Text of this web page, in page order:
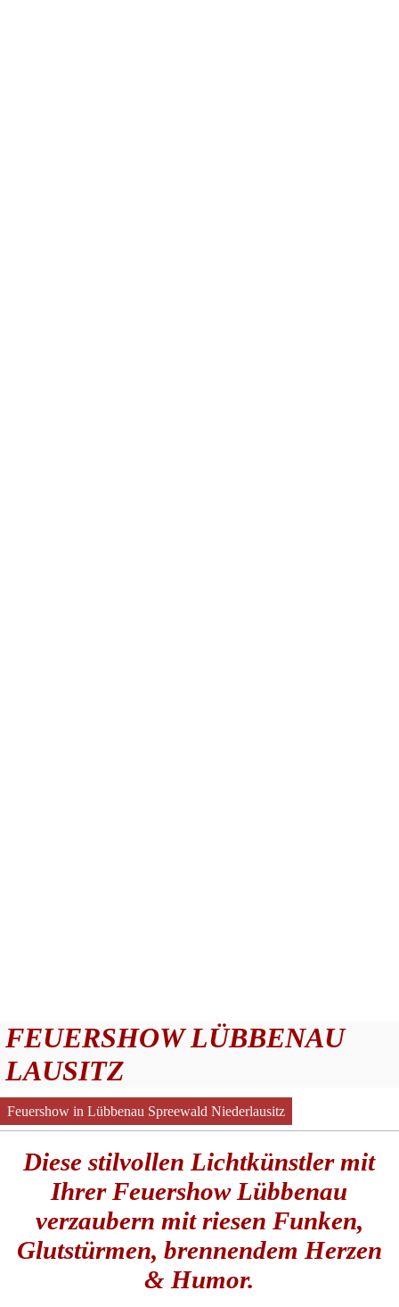
FEUERSHOW LÜBBENAU
LAUSITZ
Feuershow in Lübbenau Spreewald Niederlausitz
Diese stilvollen Lichtkünstler mit
Ihrer Feuershow Lübbenau
verzaubern mit riesen Funken,
Glutstürmen, brennendem Herzen
& Humor.